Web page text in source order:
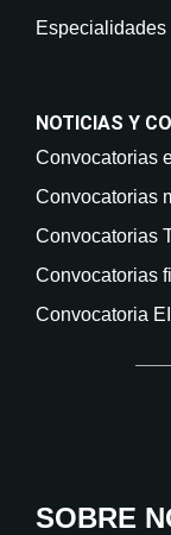
Especialidades
NOTICIAS Y
Convocatorias
Convocatorias
Convocatorias
Convocatorias
Convocatoria
SOBRE